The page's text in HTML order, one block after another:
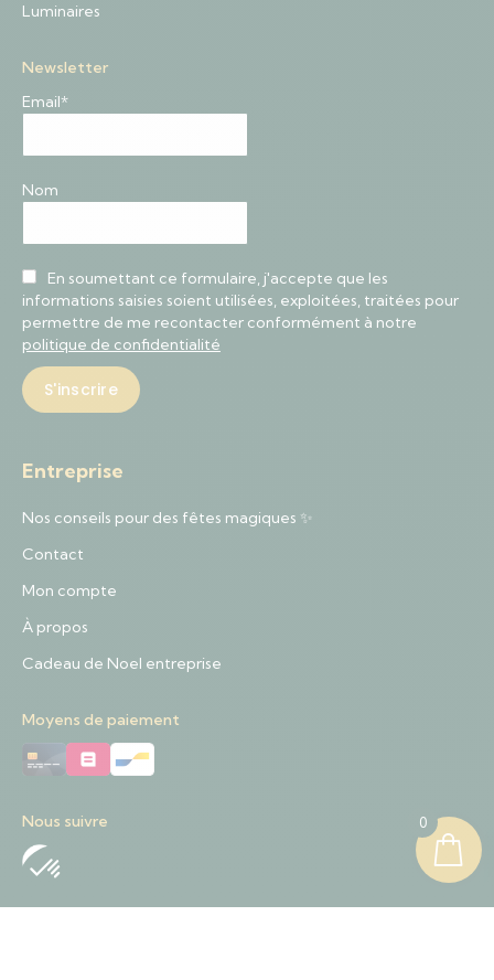
Luminaires
Newsletter
Email*
Nom
En soumettant ce formulaire, j'accepte que les
informations saisies soient utilisées, exploitées, traitées pour
permettre de me recontacter conformément à notre
politique de confidentialité
Entreprise
Nos conseils pour des fêtes magiques ✨
Contact
Mon compte
À propos
Cadeau de Noel entreprise
Moyens de paiement
Nous suivre 0